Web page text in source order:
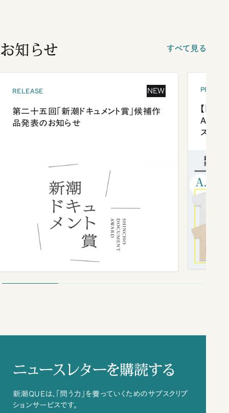
お知らせ すべて見る
RELEASE NEW
第二十五回「新潮ドキュメント賞」候補作
品発表のお知らせ
【「新
ズプレ
ニュースレターを購読する
新潮QUEは、「問う力」を養っていくためのサブスクリプ
ションサービスです。